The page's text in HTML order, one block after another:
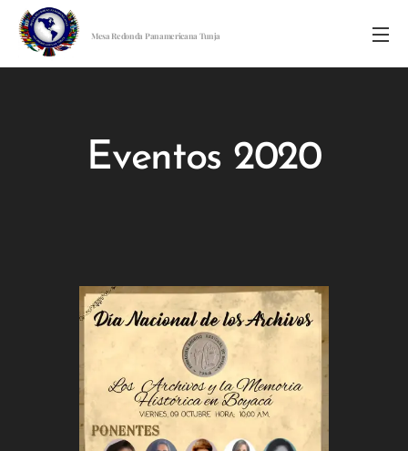
Mesa Redonda Panamericana Tunja
Eventos 2020